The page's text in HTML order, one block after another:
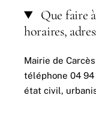
Que faire
horaires,
Mairie de
téléphone 04 94
état civil,